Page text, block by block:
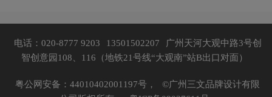
电话：020-8777 9203 13501502207
广州天河大观中路3号创
智创意园108、116（地铁21号线“大观南”站B出口对面）
粤公网安备：44010402001197号，
©广州三文品牌设计有限